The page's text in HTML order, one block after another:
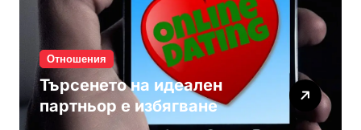
Отношения
Търсенето на идеален
партньор е избягване